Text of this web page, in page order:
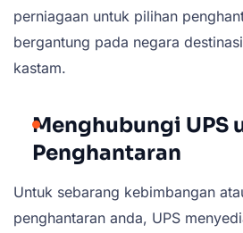
perniagaan untuk pilihan
bergantung pada negara
kastam.
Menghubungi UPS
Penghantaran
Untuk sebarang kebimbangan
penghantaran anda, UPS